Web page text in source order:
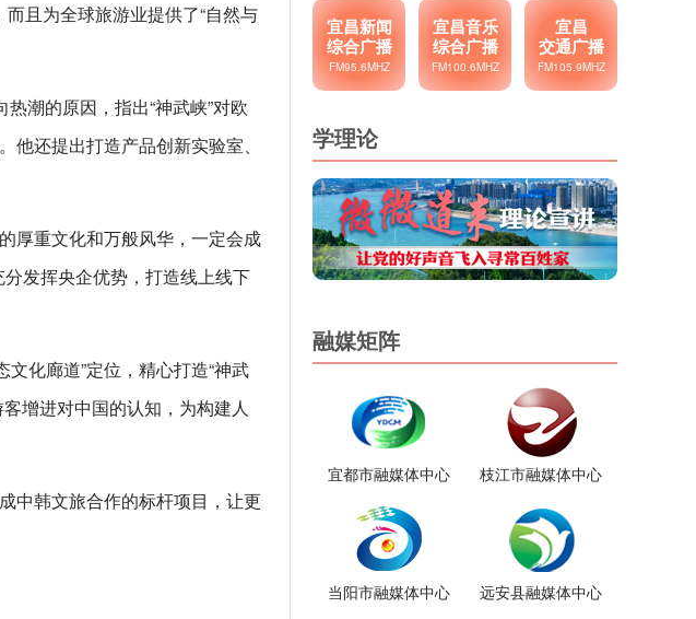
且为全球旅游业提供了“自然与
潮的原因，指出“神武峡”对欧
还提出打造产品创新实验室、
厚重文化和万般风华，一定会成
发挥央企优势，打造线上线下
化廊道”定位，精心打造“神武
增进对中国的认知，为构建人
中韩文旅合作的标杆项目，让更
宜昌新闻
综合广播
FM95.6MHZ
宜昌音乐
综合广播
FM100.6MHZ
宜昌
交通广播
FM105.9MHZ
学理论
融媒矩阵
宜都市融媒体中心 枝江市融媒体中心
当阳市融媒体中心 远安县融媒体中心